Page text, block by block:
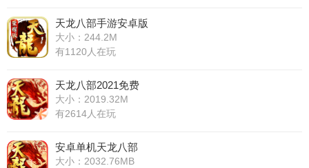
天龙八部手游安卓版
大小：244.2M
有1120人在玩
天龙八部2021免费
大小：2019.32M
有2614人在玩
安卓单机天龙八部
大小：2032.76MB